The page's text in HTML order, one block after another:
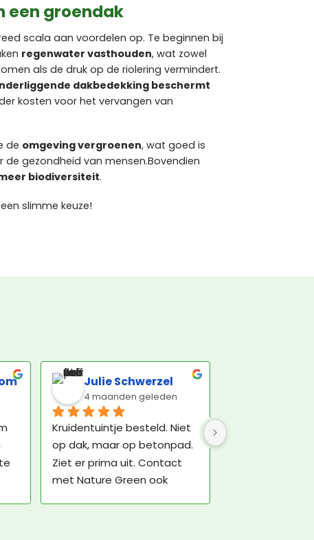
een groendak
scala aan voordelen op. Te beginnen bij
regenwater vasthouden, wat zowel
als de druk op de riolering vermindert.
dakbedekking beschermt
kosten voor het vervangen van
de omgeving vergroenen, wat goed is
gezondheid van mensen.Bovendien
biodiversiteit.
slimme keuze!
Julie Schwerzel
4 maanden geleden
Kruidentuintje besteld. Niet
op dak, maar op betonpad.
Ziet er prima uit. Contact
met Nature Green ook